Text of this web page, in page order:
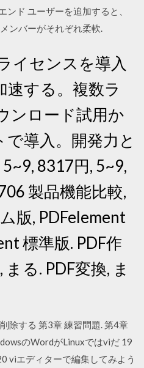
ンド ユーザーを追加すると、
ンバーがそれぞれ柔軟.
イセンスを導入
速する。複数ラ
ンロード試用か
導入。開発力と
8317円, 5~9,
製品機能比較,
版, PDFelement
標準版. PDF作
る. PDF変換, ま
除する 第3章 練習問題. 第4章
のWordがLinuxではviだ 19
viエディターで編集してみよう